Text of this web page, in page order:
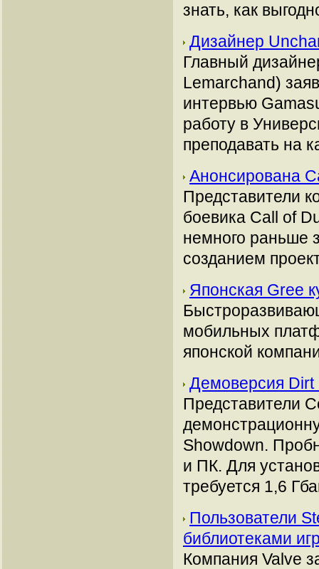
знать, как
Дизайнер
Главный
Lemarchand)
интервью
работу в
преподавать на
Анонсирована
Представители
боевика Call of
немного раньше
созданием
Японская Gree
мобильных
японской
Демоверсия Dirt
Представители
Showdown.
и ПК. Для
требуется 1,6
Пользователи
библиотеками
Компания Valve